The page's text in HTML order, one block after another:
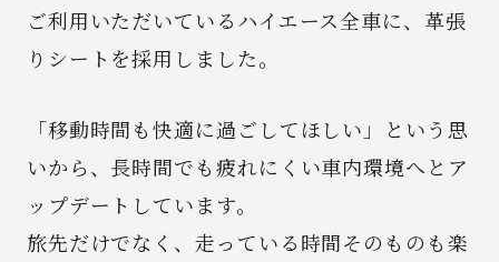
ご利用いただいているハイエース全車に、革張
りシートを採用しました。
「移動時間も快適に過ごしてほしい」という思
いから、長時間でも疲れにくい車内環境へとア
ップデートしています。
旅先だけでなく、走っている時間そのものも楽